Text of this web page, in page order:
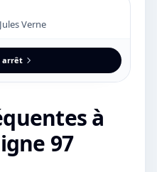
Verne
arrêt
à
97